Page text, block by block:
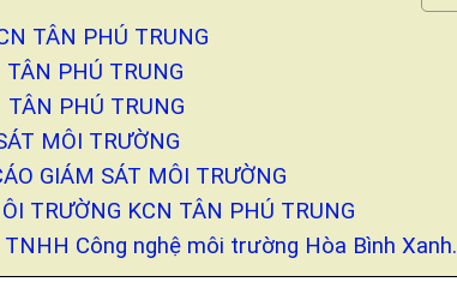
TÂN PHÚ TRUNG
TÂN PHÚ TRUNG
TÂN PHÚ TRUNG
MÔI TRƯỜNG
GIÁM SÁT MÔI TRƯỜNG
TRƯỜNG KCN TÂN PHÚ TRUNG
Công nghệ môi trường Hòa Bình Xanh.